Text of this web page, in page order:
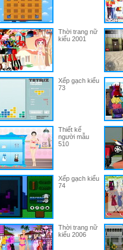
Thời trang nữ
kiểu 2001
Xếp gạch kiểu
73
Thiết kế
người mẫu
510
Xếp gạch kiểu
74
Thời trang nữ
kiểu 2006